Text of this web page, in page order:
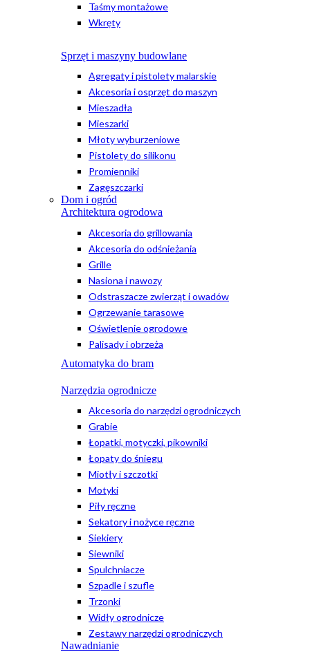
Taśmy montażowe
Wkręty
Sprzęt i maszyny budowlane
Agregaty i pistolety malarskie
Akcesoria i osprzęt do maszyn
Mieszadła
Mieszarki
Młoty wyburzeniowe
Pistolety do silikonu
Promienniki
Zagęszczarki
Dom i ogród
Architektura ogrodowa
Akcesoria do grillowania
Akcesoria do odśnieżania
Grille
Nasiona i nawozy
Odstraszacze zwierząt i owadów
Ogrzewanie tarasowe
Oświetlenie ogrodowe
Palisady i obrzeża
Automatyka do bram
Narzędzia ogrodnicze
Akcesoria do narzędzi ogrodniczych
Grabie
Łopatki, motyczki, pikowniki
Łopaty do śniegu
Miotły i szczotki
Motyki
Piły ręczne
Sekatory i nożyce ręczne
Siekiery
Siewniki
Spulchniacze
Szpadle i szufle
Trzonki
Widły ogrodnicze
Zestawy narzędzi ogrodniczych
Nawadnianie